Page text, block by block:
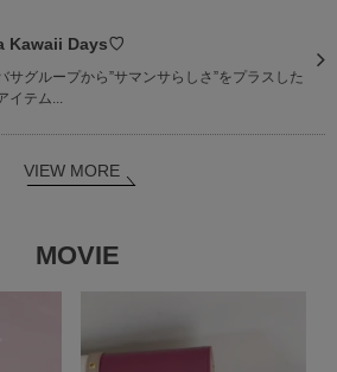
Kawaii Days♡
サグループから”サマンサらしさ”をプラスした
イテム...
VIEW MORE
MOVIE